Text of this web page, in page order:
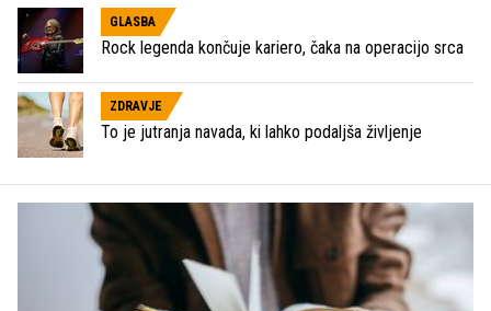
GLASBA
Rock legenda končuje kariero, čaka na operacijo srca
ZDRAVJE
To je jutranja navada, ki lahko podaljša življenje